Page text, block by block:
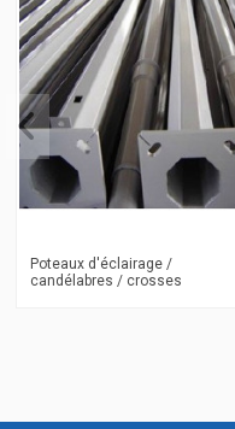
Poteaux d'éclairage /
candélabres / crosses